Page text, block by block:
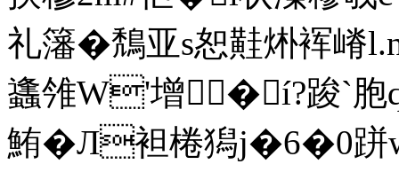
礼籓�鵚亚s恕黊烞裈
蠭 雂W'增�í?踆`
鮪�Л袒棬獡j�6�0